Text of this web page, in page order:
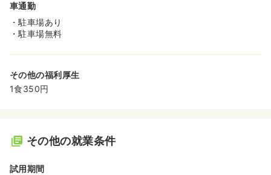
車通勤
・駐車場あり
・駐車場無料
その他の福利厚生
1食350円
その他の就業条件
試用期間